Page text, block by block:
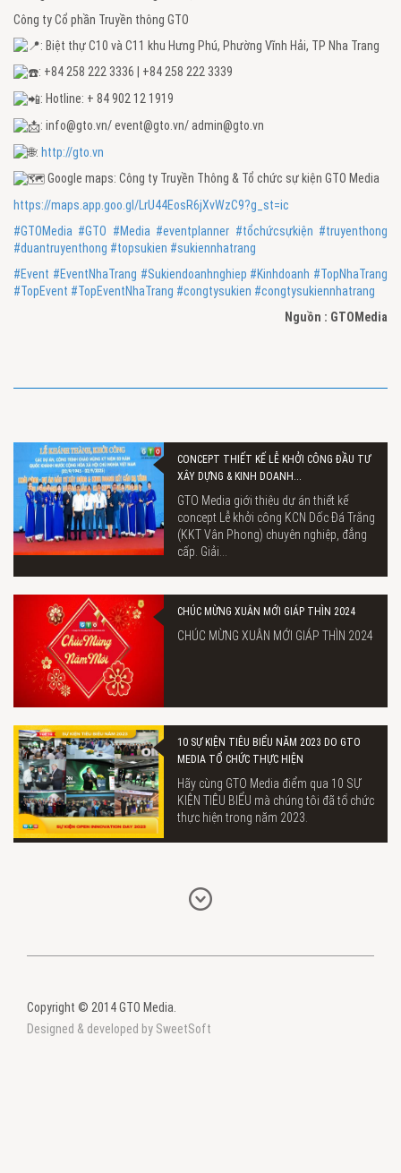
Công ty Cổ phần Truyền thông GTO
: Biệt thự C10 và C11 khu Hưng Phú, Phường Vĩnh Hải, TP Nha Trang
: +84 258 222 3336 | +84 258 222 3339
: Hotline: + 84 902 12 1919
: info@gto.vn/ event@gto.vn/ admin@gto.vn
: http://gto.vn
Google maps: Công ty Truyền Thông & Tổ chức sự kiện GTO Media
https://maps.app.goo.gl/LrU44EosR6jXvWzC9?g_st=ic
#GTOMedia #GTO #Media #eventplanner #tổchứcsựkiện #truyenthong
#duantruyenthong #topsukien #sukiennhatrang
#Event #EventNhaTrang #Sukiendoanhnghiep #Kinhdoanh #TopNhaTrang
#TopEvent #TopEventNhaTrang #congtysukien #congtysukiennhatrang
Nguồn : GTOMedia
CONCEPT THIẾT KẾ LỄ KHỞI CÔNG ĐẦU TƯ
XÂY DỰNG & KINH DOANH...
GTO Media giới thiệu dự án thiết kế
concept Lễ khởi công KCN Dốc Đá Trắng
(KKT Vân Phong) chuyên nghiệp, đẳng
cấp. Giải...
CHÚC MỪNG XUÂN MỚI GIÁP THÌN 2024
CHÚC MỪNG XUÂN MỚI GIÁP THÌN 2024
10 SỰ KIỆN TIÊU BIỂU NĂM 2023 DO GTO
MEDIA TỔ CHỨC THỰC HIỆN
Hãy cùng GTO Media điểm qua 10 SỰ
KIỆN TIÊU BIỂU mà chúng tôi đã tổ chức
thực hiện trong năm 2023.
Copyright © 2014 GTO Media.
Designed & developed by SweetSoft